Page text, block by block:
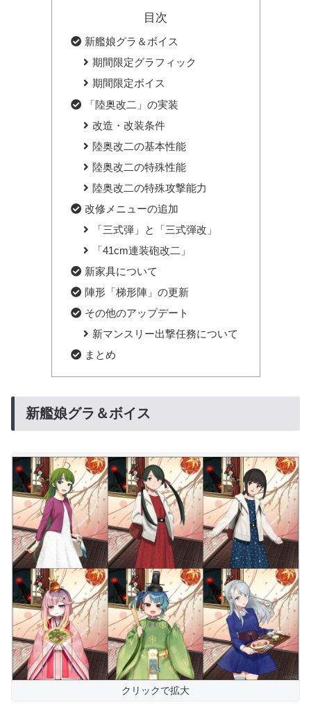
目次
新艦娘グラ＆ボイス
期間限定グラフィック
期間限定ボイス
「陸奥改二」の実装
改造・改装条件
陸奥改二の基本性能
陸奥改二の特殊性能
陸奥改二の特殊攻撃能力
改修メニューの追加
「三式弾」と「三式弾改」
「41cm連装砲改二」
新家具について
陣形「梯形陣」の更新
その他のアップデート
新マンスリー出撃任務について
まとめ
新艦娘グラ＆ボイス
クリックで拡大